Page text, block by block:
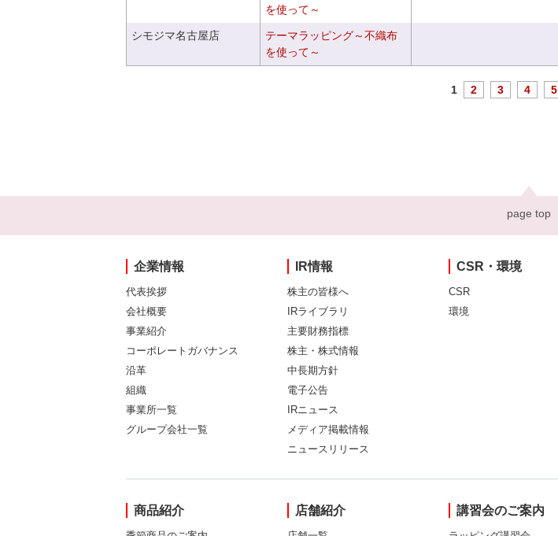
を使って～
シモジマ名古屋店
テーマラッピング～不織布
を使って～
1 2 3 4 5
page top
企業情報
代表挨拶
会社概要
事業紹介
コーポレートガバナンス
沿革
組織
事業所一覧
グループ会社一覧
IR情報
株主の皆様へ
IRライブラリ
主要財務指標
株主・株式情報
中長期方針
電子公告
IRニュース
メディア掲載情報
ニュースリリース
CSR・環境
CSR
環境
商品紹介 店舗紹介 講習会のご案内